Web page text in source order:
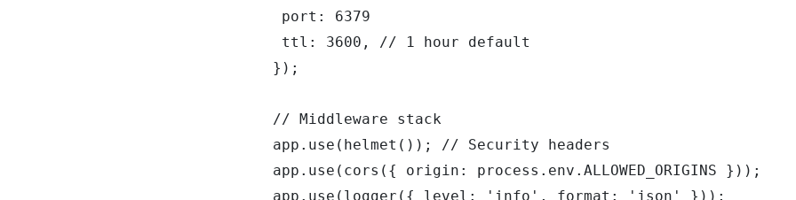
port: 6379
ttl: 3600, // 1 hour default
});
// Middleware stack
app.use(helmet()); // Security headers
app.use(cors({ origin: process.env.ALLOWED_ORIGINS }));
app.use(logger({ level: 'info', format: 'json' }));